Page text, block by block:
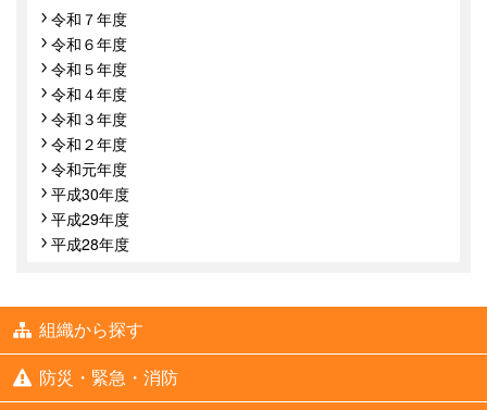
令和７年度
令和６年度
令和５年度
令和４年度
令和３年度
令和２年度
令和元年度
平成30年度
平成29年度
平成28年度
組織から探す
防災・緊急・消防